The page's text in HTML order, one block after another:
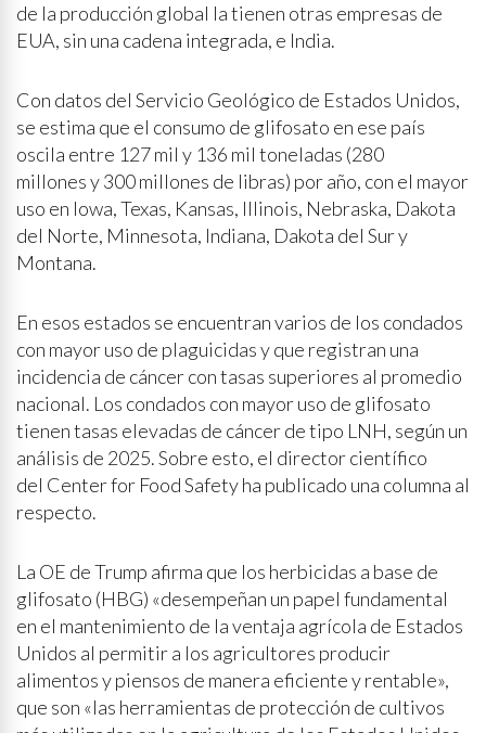
de la producción global la tienen otras empresas de
EUA, sin una cadena integrada, e India.
Con datos del Servicio Geológico de Estados Unidos,
se estima que el consumo de glifosato en ese país
oscila entre 127 mil y 136 mil toneladas (280
millones y 300 millones de libras) por año, con el mayor
uso en Iowa, Texas, Kansas, Illinois, Nebraska, Dakota
del Norte, Minnesota, Indiana, Dakota del Sur y
Montana.
En esos estados se encuentran varios de los condados
con mayor uso de plaguicidas y que registran una
incidencia de cáncer con tasas superiores al promedio
nacional. Los condados con mayor uso de glifosato
tienen tasas elevadas de cáncer de tipo LNH, según un
análisis de 2025. Sobre esto, el director científico
del Center for Food Safety ha publicado una columna al
respecto.
La OE de Trump afirma que los herbicidas a base de
glifosato (HBG) «desempeñan un papel fundamental
en el mantenimiento de la ventaja agrícola de Estados
Unidos al permitir a los agricultores producir
alimentos y piensos de manera eficiente y rentable»,
que son «las herramientas de protección de cultivos